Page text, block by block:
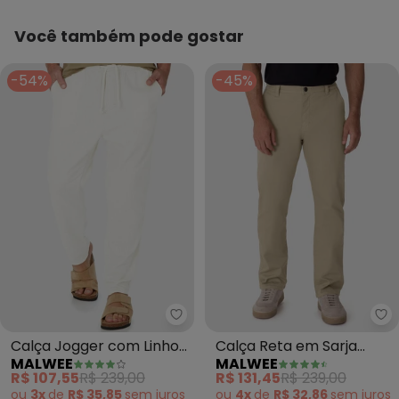
Você também pode gostar
-54%
Malwee - Calça Jogger com
Calça Jogger com Linho
(Off White)
MALWEE
R$ 107,55R$ 239,00
ou 3x de R$ 35,85 sem juros
-45%
Calça Reta em Sarja
Stretch (Areia)
MALWEE
R$ 131,45R$ 239,00
ou 4x de R$ 32,86 sem juros